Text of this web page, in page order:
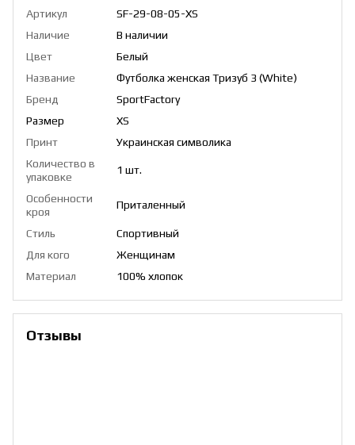
Артикул
SF-29-08-05-XS
Наличие
В наличии
Цвет
Белый
Название
Футболка женская Тризуб 3 (White)
Бренд
SportFactory
Размер
XS
Принт
Украинская символика
Количество в
упаковке
1 шт.
Особенности
кроя
Приталенный
Стиль
Спортивный
Для кого
Женщинам
Материал
100% хлопок
Отзывы